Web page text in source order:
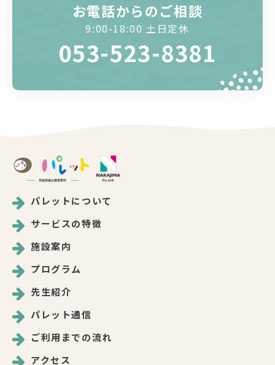
お電話からのご相談
9:00-18:00 土日定休
053-523-8381
パレットについて
サービスの特徴
施設案内
プログラム
先生紹介
パレット通信
ご利用までの流れ
アクセス